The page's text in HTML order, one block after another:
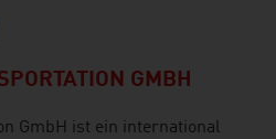
GMBH
GmbH ist ein international